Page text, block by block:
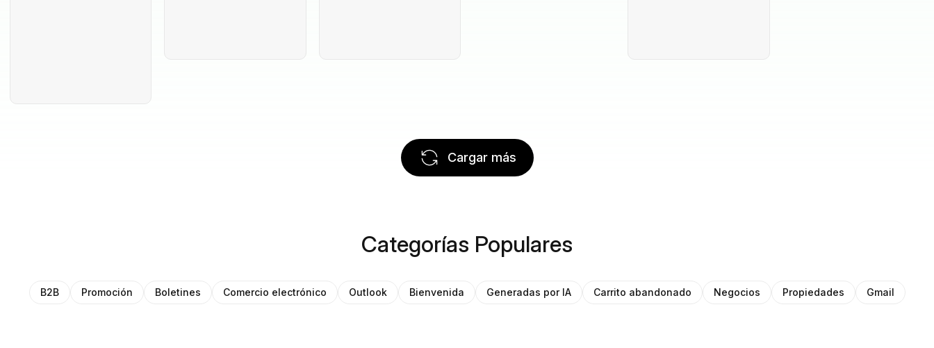
Cargar más
Categorías Populares
B2B Promoción Boletines Comercio electrónico Outlook Bienvenida Generadas por IA Carrito abandonado Negocios Propiedades Gmail